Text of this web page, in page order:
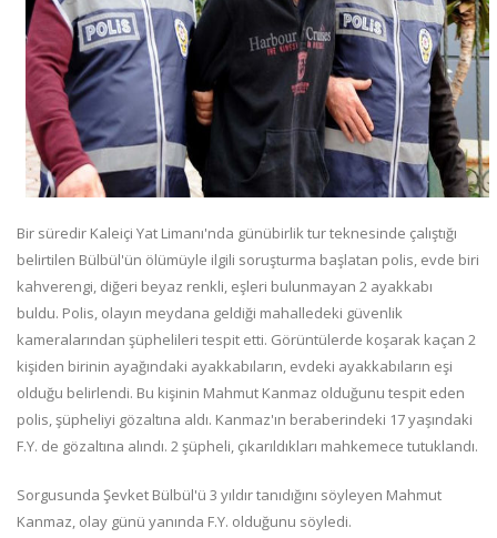
Bir süredir Kaleiçi Yat Limanı'nda günübirlik tur teknesinde çalıştığı
belirtilen Bülbül'ün ölümüyle ilgili soruşturma başlatan polis, evde biri
kahverengi, diğeri beyaz renkli, eşleri bulunmayan 2 ayakkabı
buldu. Polis, olayın meydana geldiği mahalledeki güvenlik
kameralarından şüphelileri tespit etti. Görüntülerde koşarak kaçan 2
kişiden birinin ayağındaki ayakkabıların, evdeki ayakkabıların eşi
olduğu belirlendi. Bu kişinin Mahmut Kanmaz olduğunu tespit eden
polis, şüpheliyi gözaltına aldı. Kanmaz'ın beraberindeki 17 yaşındaki
F.Y. de gözaltına alındı. 2 şüpheli, çıkarıldıkları mahkemece tutuklandı.
Sorgusunda Şevket Bülbül'ü 3 yıldır tanıdığını söyleyen Mahmut
Kanmaz, olay günü yanında F.Y. olduğunu söyledi.